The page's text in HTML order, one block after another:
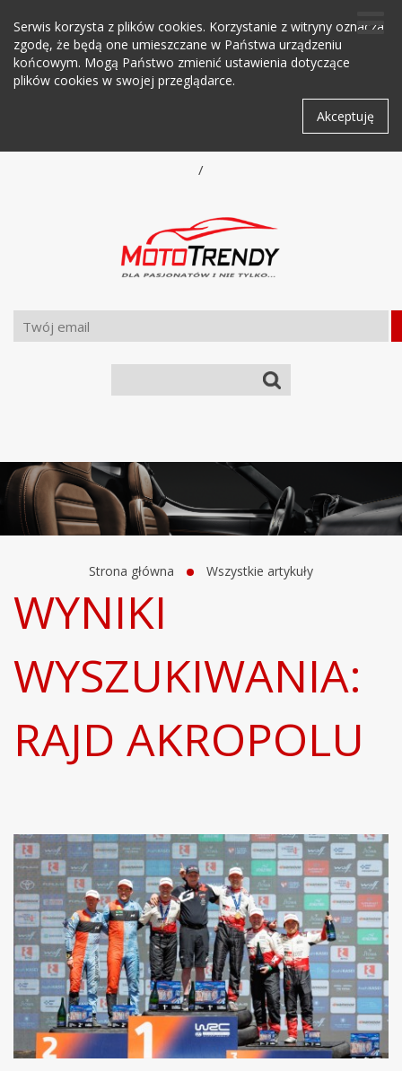
Serwis korzysta z plików cookies. Korzystanie z witryny oznacza
zgodę, że będą one umieszczane w Państwa urządzeniu
końcowym. Mogą Państwo zmienić ustawienia dotyczące
plików cookies w swojej przeglądarce.
Akceptuję
/
Strona główna Wszystkie artykuły
WYNIKI
WYSZUKIWANIA:
RAJD AKROPOLU